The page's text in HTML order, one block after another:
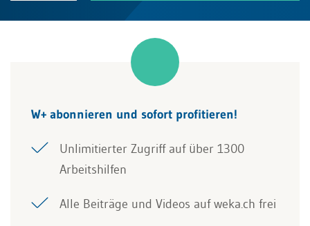
W+ abonnieren und sofort profitieren!
Unlimitierter Zugriff auf über 1300
Arbeitshilfen
Alle Beiträge und Videos auf weka.ch frei